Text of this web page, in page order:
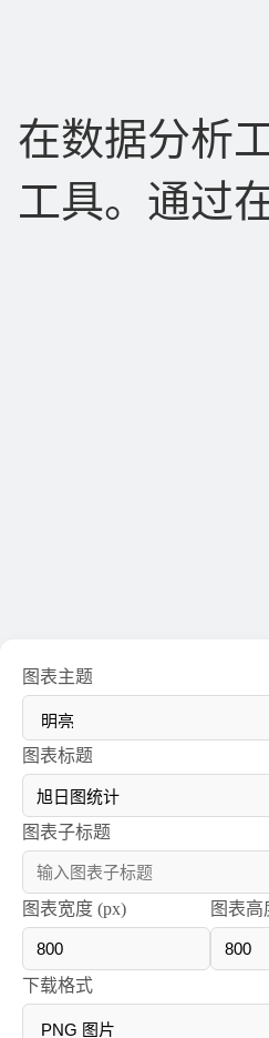
在数据分析
工具。通过
图表主题
图表标题
图表子标题
图表宽度 (px) 图表高
下载格式